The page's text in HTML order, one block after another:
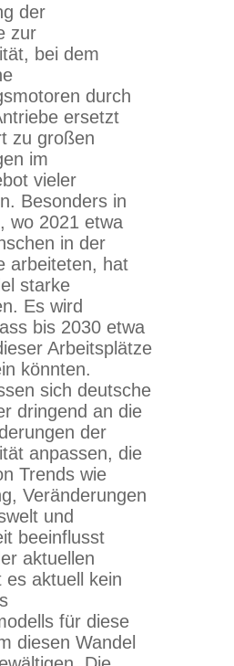
der
zur
bei dem
durch
ersetzt
zu großen
im
vieler
Besonders in
wo 2021 etwa
in der
arbeiteten, hat
starke
Es wird
bis 2030 etwa
Arbeitsplätze
könnten.
sich deutsche
dringend an die
der
anpassen, die
Trends wie
Veränderungen
und
beeinflusst
aktuellen
es aktuell kein
für diese
diesen Wandel